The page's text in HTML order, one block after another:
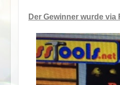
Der Gewinner wurde